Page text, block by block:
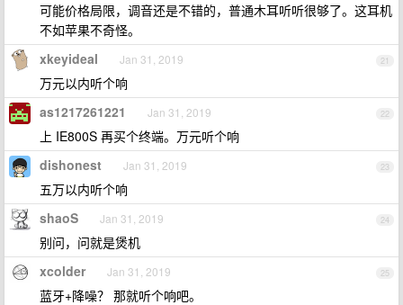
可能价格局限，调音还是不错的，普通木耳听听很够了。这耳机
不如苹果不奇怪。
21
xkeyideal Jan 31, 2019
万元以内听个响
22
as1217261221 Jan 31, 2019
上 IE800S 再买个终端。万元听个响
23
dishonest Jan 31, 2019
五万以内听个响
24
shaoS Jan 31, 2019
别问，问就是煲机
25
xcolder Jan 31, 2019
蓝牙+降噪？ 那就听个响吧。